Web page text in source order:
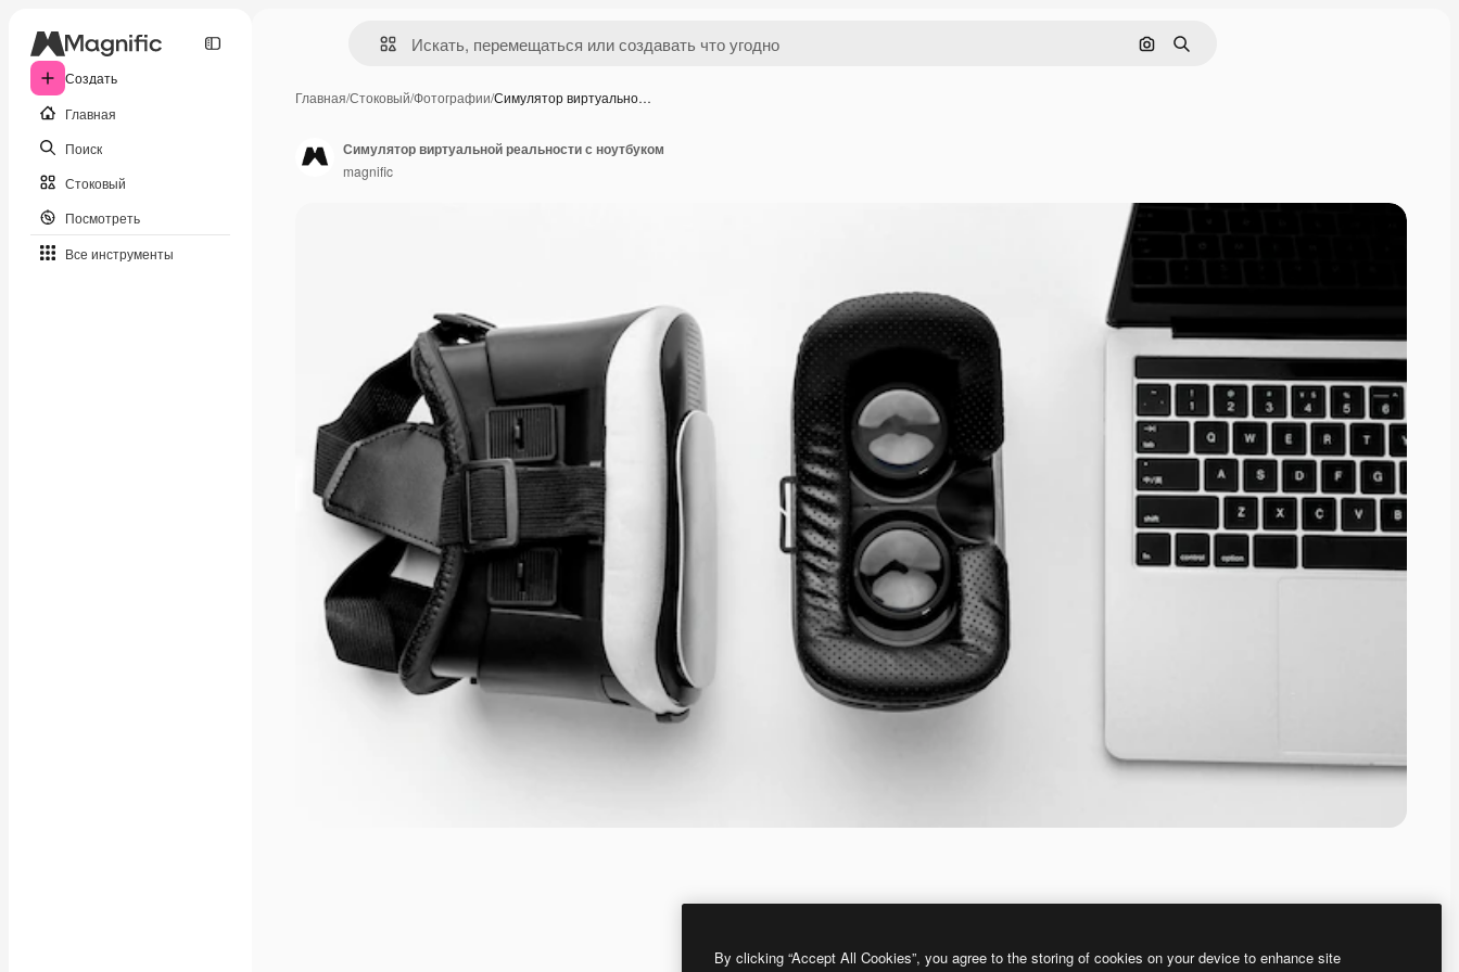
Создать
Главная
Поиск
Стоковый
Посмотреть
Все инструменты
Поиск по изображению
Поиск
Главная/Стоковый/Фотографии/Симулятор виртуально…
Симулятор виртуальной реальности с ноутбуком
magnific
By clicking “Accept All Cookies”, you agree to the storing of cookies on your device to enhance site